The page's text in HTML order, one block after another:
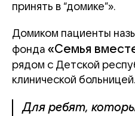
принять в “домике”».
Домиком пациенты
фонда «Семья
рядом с Детской
клинической больницей.
Для ребят,